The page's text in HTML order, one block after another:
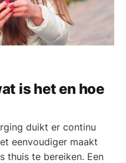
is het en hoe
duikt er continu
eenvoudiger maakt
thuis te bereiken. Een